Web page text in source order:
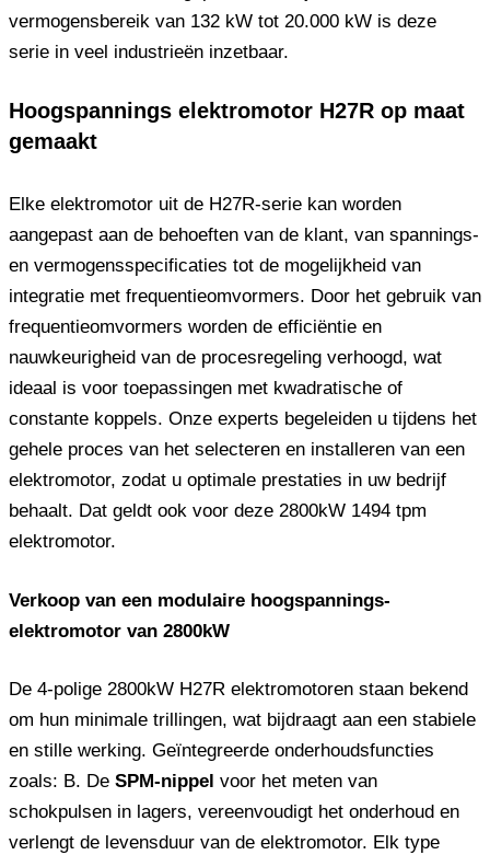
vermogensbereik van 132 kW tot 20.000 kW is deze
serie in veel industrieën inzetbaar.
Hoogspannings elektromotor H27R op maat
gemaakt
Elke elektromotor uit de H27R-serie kan worden
aangepast aan de behoeften van de klant, van spannings-
en vermogensspecificaties tot de mogelijkheid van
integratie met frequentieomvormers. Door het gebruik van
frequentieomvormers worden de efficiëntie en
nauwkeurigheid van de procesregeling verhoogd, wat
ideaal is voor toepassingen met kwadratische of
constante koppels. Onze experts begeleiden u tijdens het
gehele proces van het selecteren en installeren van een
elektromotor, zodat u optimale prestaties in uw bedrijf
behaalt. Dat geldt ook voor deze 2800kW 1494 tpm
elektromotor.
Verkoop van een modulaire hoogspannings-
elektromotor van 2800kW
De 4-polige 2800kW H27R elektromotoren staan ​​bekend
om hun minimale trillingen, wat bijdraagt ​​aan een stabiele
en stille werking. Geïntegreerde onderhoudsfuncties
zoals: B. De SPM-nippel voor het meten van
schokpulsen in lagers, vereenvoudigt het onderhoud en
verlengt de levensduur van de elektromotor. Elk type